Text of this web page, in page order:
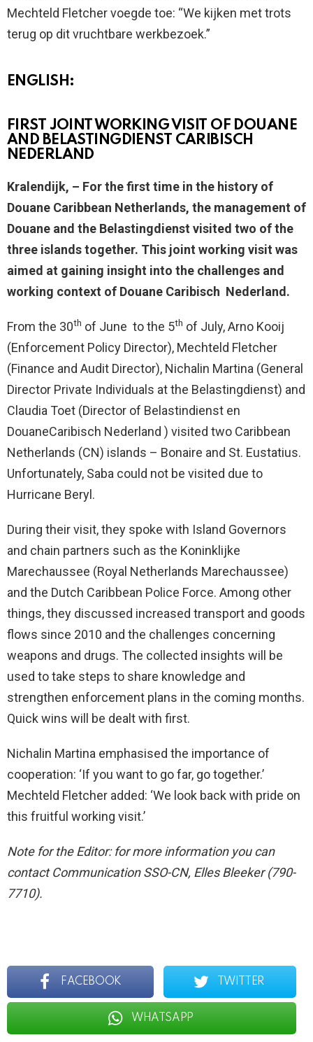
Mechteld Fletcher voegde toe: “We kijken met trots
terug op dit vruchtbare werkbezoek.”
ENGLISH:
FIRST JOINT WORKING VISIT OF DOUANE
AND BELASTINGDIENST CARIBISCH
NEDERLAND
Kralendijk, – For the first time in the history of
Douane Caribbean Netherlands, the management of
Douane and the Belastingdienst visited two of the
three islands together. This joint working visit was
aimed at gaining insight into the challenges and
working context of Douane Caribisch Nederland.
From the 30th of June to the 5th of July, Arno Kooij
(Enforcement Policy Director), Mechteld Fletcher
(Finance and Audit Director), Nichalin Martina (General
Director Private Individuals at the Belastingdienst) and
Claudia Toet (Director of Belastindienst en
DouaneCaribisch Nederland ) visited two Caribbean
Netherlands (CN) islands – Bonaire and St. Eustatius.
Unfortunately, Saba could not be visited due to
Hurricane Beryl.
During their visit, they spoke with Island Governors
and chain partners such as the Koninklijke
Marechaussee (Royal Netherlands Marechaussee)
and the Dutch Caribbean Police Force. Among other
things, they discussed increased transport and goods
flows since 2010 and the challenges concerning
weapons and drugs. The collected insights will be
used to take steps to share knowledge and
strengthen enforcement plans in the coming months.
Quick wins will be dealt with first.
Nichalin Martina emphasised the importance of
cooperation: ‘If you want to go far, go together.’
Mechteld Fletcher added: ‘We look back with pride on
this fruitful working visit.’
Note for the Editor: for more information you can
contact Communication SSO-CN, Elles Bleeker (790-
7710).
FACEBOOK TWITTER
WHATSAPP